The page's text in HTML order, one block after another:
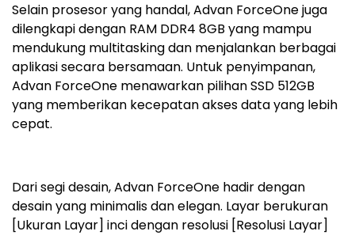
Selain prosesor yang handal, Advan ForceOne juga
dilengkapi dengan RAM DDR4 8GB yang mampu
mendukung multitasking dan menjalankan berbagai
aplikasi secara bersamaan. Untuk penyimpanan,
Advan ForceOne menawarkan pilihan SSD 512GB
yang memberikan kecepatan akses data yang lebih
cepat.
Dari segi desain, Advan ForceOne hadir dengan
desain yang minimalis dan elegan. Layar berukuran
[Ukuran Layar] inci dengan resolusi [Resolusi Layar]